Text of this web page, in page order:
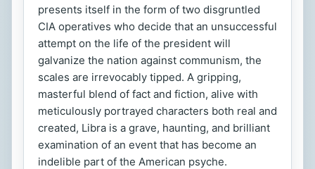
presents itself in the form of two disgruntled
CIA operatives who decide that an unsuccessful
attempt on the life of the president will
galvanize the nation against communism, the
scales are irrevocably tipped. A gripping,
masterful blend of fact and fiction, alive with
meticulously portrayed characters both real and
created, Libra is a grave, haunting, and brilliant
examination of an event that has become an
indelible part of the American psyche.